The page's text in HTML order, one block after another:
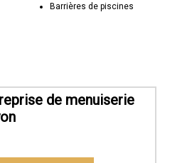
Barrières de piscines
de menuiserie